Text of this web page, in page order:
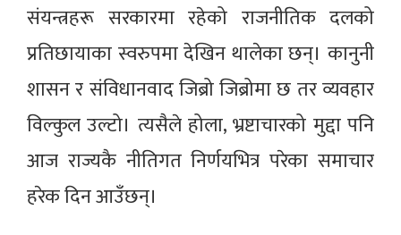
संयन्त्रहरू सरकारमा रहेको राजनीतिक दलको
प्रतिछायाका स्वरुपमा देखिन थालेका छन्। कानुनी
शासन र संविधानवाद जिब्रो जिब्रोमा छ तर व्यवहार
विल्कुल उल्टो। त्यसैले होला, भ्रष्टाचारको मुद्दा पनि
आज राज्यकै नीतिगत निर्णयभित्र परेका समाचार
हरेक दिन आउँछन्।